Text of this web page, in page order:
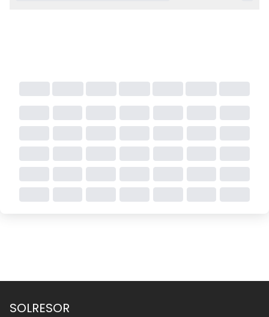
SOLRESOR